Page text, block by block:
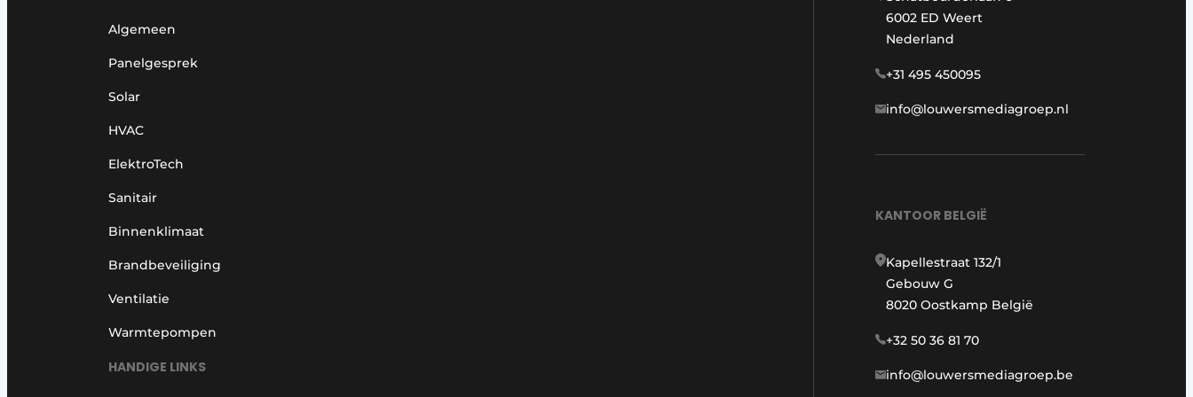
Algemeen
Panelgesprek
Solar
HVAC
ElektroTech
Sanitair
Binnenklimaat
Brandbeveiliging
Ventilatie
Warmtepompen
HANDIGE LINKS
6002 ED Weert
Nederland
+31 495 450095
info@louwersmediagroep.nl
KANTOOR BELGIË
Kapellestraat 132/1
Gebouw G
8020 Oostkamp België
+32 50 36 81 70
info@louwersmediagroep.be